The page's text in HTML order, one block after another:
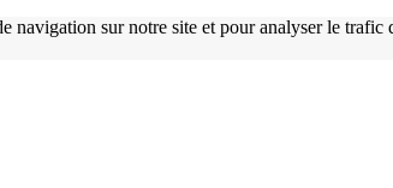
sur notre site et pour analyser le